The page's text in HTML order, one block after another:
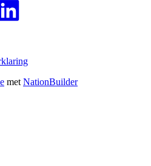
met NationBuilder